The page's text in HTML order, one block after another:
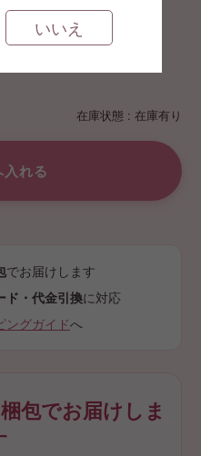
いいえ
在庫状態 : 在庫有り
代引
でお届けします
ド・代金引換に対応
ングガイドへ
包でお届けしま